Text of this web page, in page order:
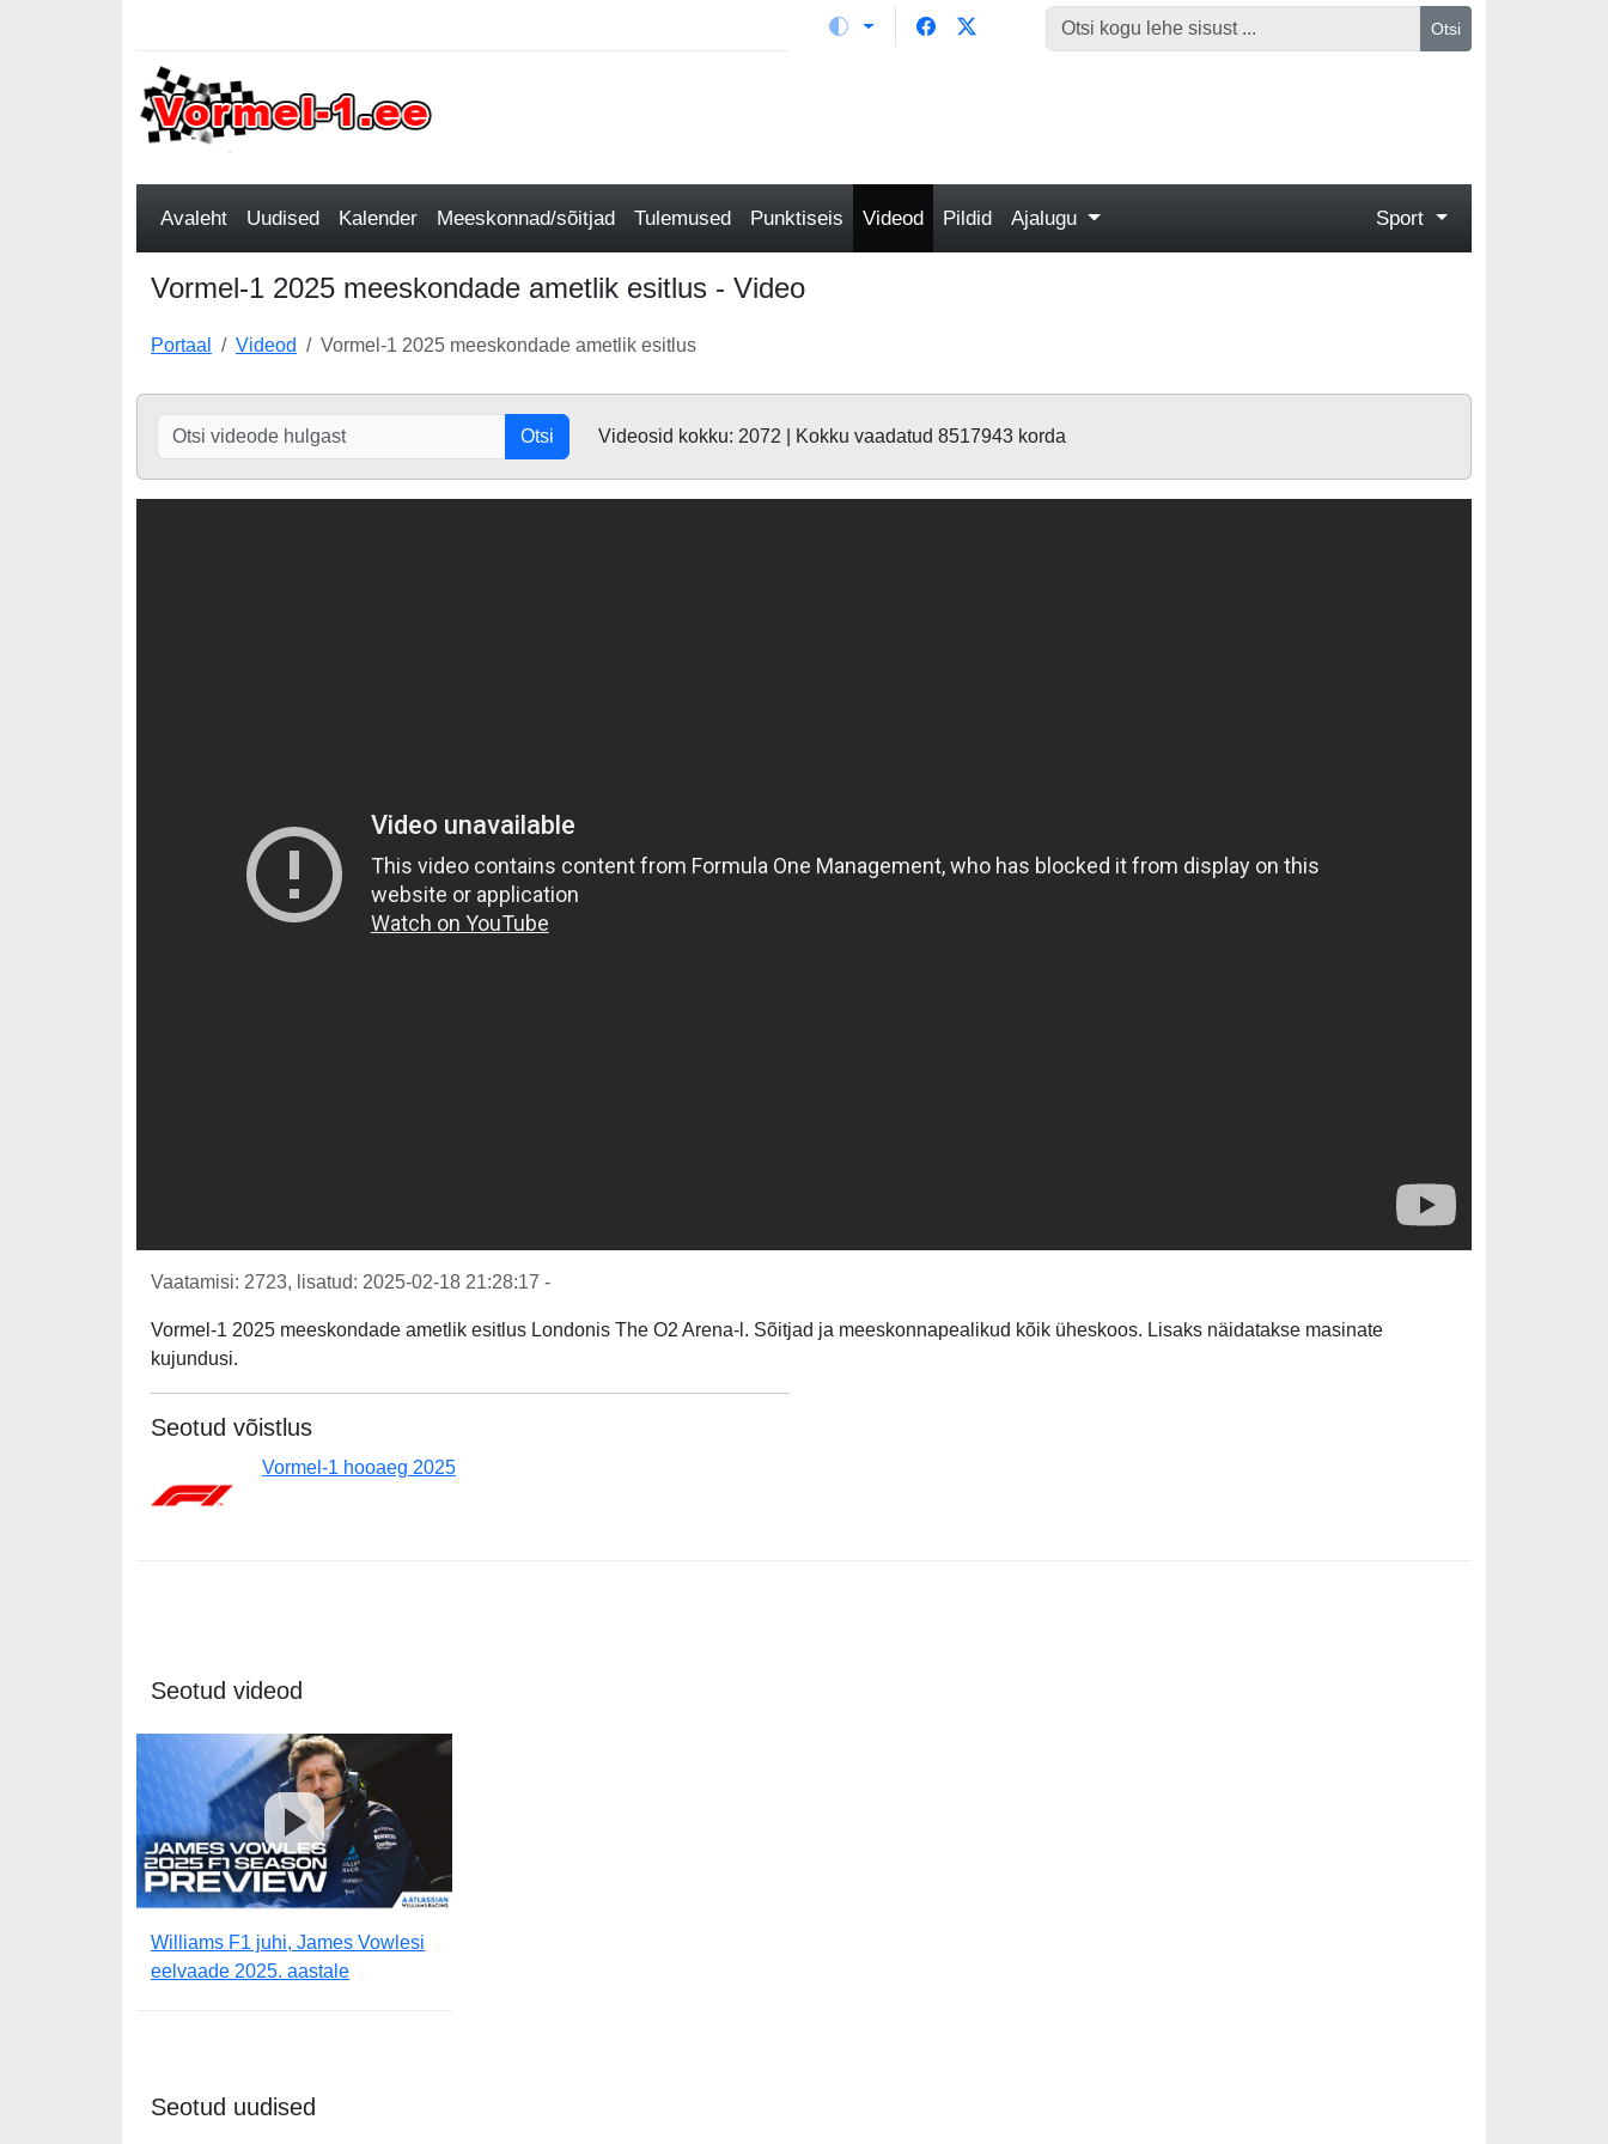
Otsi
Avaleht Uudised Kalender Meeskonnad/sõitjad Tulemused Punktiseis Videod Pildid Ajalugu Sport
Vormel-1 2025 meeskondade ametlik esitlus - Video
Portaal Videod Vormel-1 2025 meeskondade ametlik esitlus
Otsi Videosid kokku: 2072 | Kokku vaadatud 8517943 korda
Vaatamisi: 2723, lisatud: 2025-02-18 21:28:17 -
Vormel-1 2025 meeskondade ametlik esitlus Londonis The O2 Arena-l. Sõitjad ja meeskonnapealikud kõik üheskoos. Lisaks näidatakse masinate
kujundusi.
Seotud võistlus
Vormel-1 hooaeg 2025
Seotud videod
Williams F1 juhi, James Vowlesi
eelvaade 2025. aastale
Seotud uudised